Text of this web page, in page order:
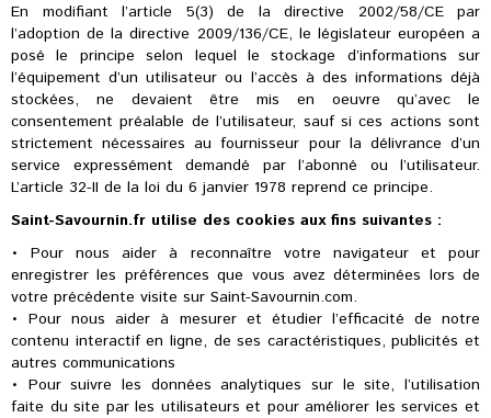
En mo­difiant l’article 5(3) de la directive 2­002/58/CE par
l’adoption de la directive 2009/136/CE, le législateur européen a
posé le pr­incipe selon lequel le stockage d’informations sur
l’équipement d’un utilisateur ou l’accès à des informations déjà
stockées, ne devaient être mis en oeuvre qu’avec le
consentement préalable de l’utilisateur, sauf si ces actions sont
strictement nécessaires au fournisseur pour la délivrance d’un
service expressément demandé par l’abonné ou l’utilisateur.
L’article 32-II de la loi du 6 janvier 1978 reprend ce principe.
Saint-Savournin.fr utilise des cookies aux fins suivantes :
• Pour nous aider à reconnaître votre navigateur et pour
enregistrer les préférences que vous avez déterminées lors de
votre précédente visite sur Saint-Savournin.com.
• Pour nous aider à mesurer et étudier l’efficacité de notre
contenu interactif en ligne, de ses caractéristiques, publicités et
autres communications
• Pour suivre les données analytiques sur le site, l’utilisation
faite du site par les utilisateurs et pour améliorer les services et